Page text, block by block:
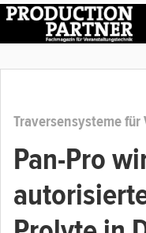
Traversensysteme
Pan-Pro